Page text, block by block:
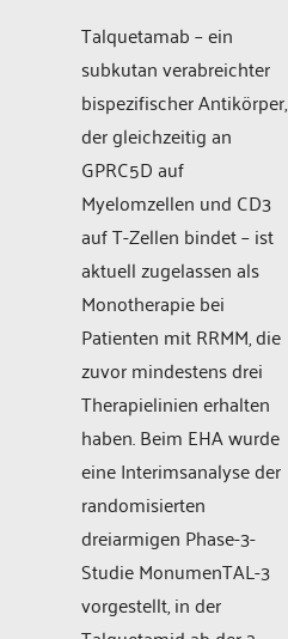
Talquetamab – ein
subkutan verabreichter
bispezifischer Antikörper,
der gleichzeitig an
GPRC5D auf
Myelomzellen und CD3
auf T-Zellen bindet – ist
aktuell zugelassen als
Monotherapie bei
Patienten mit RRMM, die
zuvor mindestens drei
Therapielinien erhalten
haben. Beim EHA wurde
eine Interimsanalyse der
randomisierten
dreiarmigen Phase-3-
Studie MonumenTAL-3
vorgestellt, in der